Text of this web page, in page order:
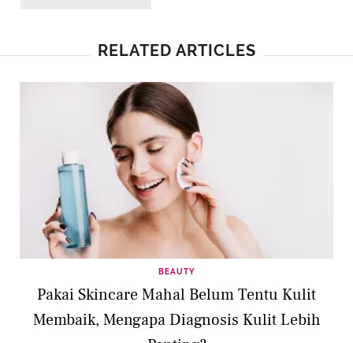
RELATED ARTICLES
BEAUTY
Pakai Skincare Mahal Belum Tentu Kulit
Membaik, Mengapa Diagnosis Kulit Lebih